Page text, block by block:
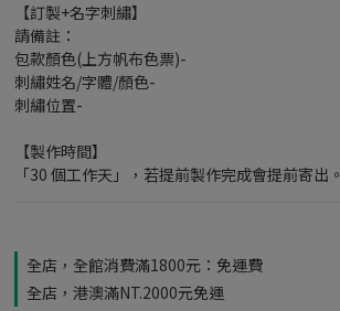
【訂製+名字刺繡】
請備註：
包款顏色(上方帆布色票)-
刺繡姓名/字體/顏色-
刺繡位置-
【製作時間】
「30 個工作天」，若提前製作完成會提前寄出。
全店，全館消費滿1800元：免運費
全店，港澳滿NT.2000元免運